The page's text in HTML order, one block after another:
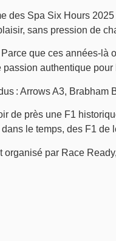
des Spa Six Hours
sans pression de
que ces années-
passion authentique
: Arrows A3,
de près une F1
le temps, des F1 de
organisé par Race